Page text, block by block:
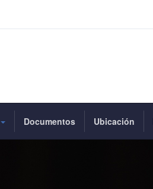
Documentos Ubicación